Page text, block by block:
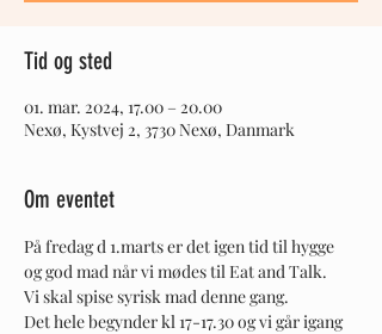
Tid og sted
01. mar. 2024, 17.00 – 20.00
Nexø, Kystvej 2, 3730 Nexø, Danmark
Om eventet
På fredag d 1.marts er det igen tid til hygge
og god mad når vi mødes til Eat and Talk.
Vi skal spise syrisk mad denne gang.
Det hele begynder kl 17-17.30 og vi går igang